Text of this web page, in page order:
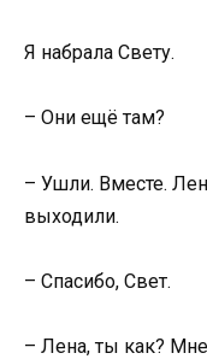
Я набрала Свету.
– Они ещё там?
– Ушли. Вместе.
выходили.
– Спасибо, Свет.
– Лена, ты как?